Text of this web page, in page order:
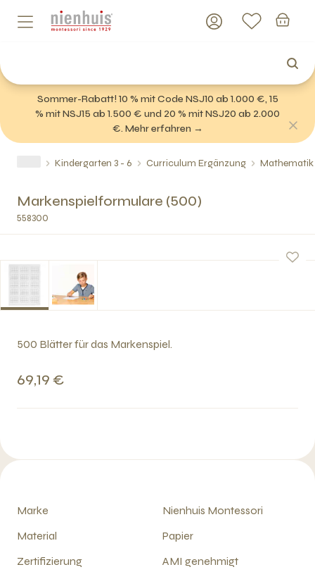
Sommer-Rabatt! 10 % mit Code NSJ10 ab 1.000 €, 15
% mit NSJ15 ab 1.500 € und 20 % mit NSJ20 ab 2.000
€. Mehr erfahren →
Kindergarten 3 - 6 Curriculum Ergänzung Mathematik
Markenspielformulare (500)
558300
500 Blätter für das Markenspiel.
69,19 €
Marke
Nienhuis Montessori
Material
Papier
Zertifizierung
AMI genehmigt